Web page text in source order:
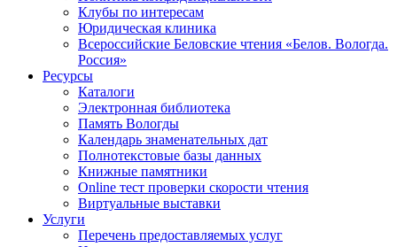
Клубы по интересам
Юридическая клиника
Всероссийские Беловские чтения «Белов. Вологда.
Россия»
Ресурсы
Каталоги
Электронная библиотека
Память Вологды
Календарь знаменательных дат
Полнотекстовые базы данных
Книжные памятники
Online тест проверки скорости чтения
Виртуальные выставки
Услуги
Перечень предоставляемых услуг